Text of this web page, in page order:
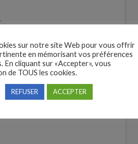
sur notre site Web pour vous offrir
en mémorisant vos préférences
En cliquant sur «Accepter», vous
de TOUS les cookies.
REFUSER ACCEPTER